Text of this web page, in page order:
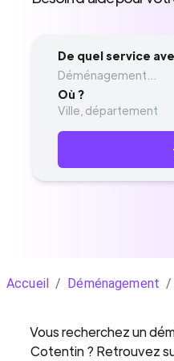
De quel service
Déménagement...
Où ?
Accueil / Déménagement /
Vous recherchez un
Cotentin? Retrouvez